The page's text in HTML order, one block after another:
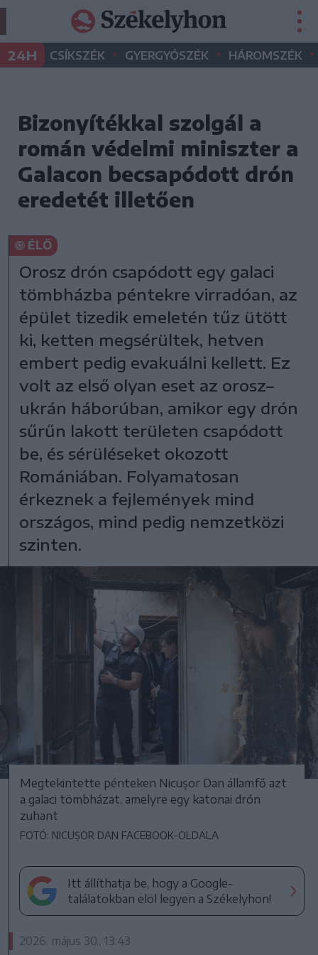
24H CSÍKSZÉK • GYERGYÓSZÉK • HÁROMSZÉK •
Bizonyítékkal szolgál a
román védelmi miniszter a
Galacon becsapódott drón
eredetét illetően
ÉLŐ
Orosz drón csapódott egy galaci
tömbházba péntekre virradóan, az
épület tizedik emeletén tűz ütött
ki, ketten megsérültek, hetven
embert pedig evakuálni kellett. Ez
volt az első olyan eset az orosz–
ukrán háborúban, amikor egy drón
sűrűn lakott területen csapódott
be, és sérüléseket okozott
Romániában. Folyamatosan
érkeznek a fejlemények mind
országos, mind pedig nemzetközi
szinten.
Megtekintette pénteken Nicușor Dan államfő azt
a galaci tömbházat, amelyre egy katonai drón
zuhant
FOTÓ: NICUȘOR DAN FACEBOOK-OLDALA
Itt állíthatja be, hogy a Google-
találatokban elöl legyen a Székelyhon!
2026. május 30., 13:43